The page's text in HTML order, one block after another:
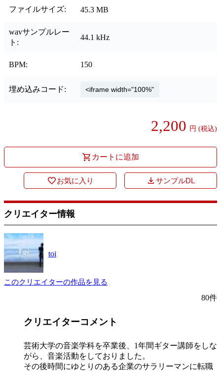
ファイルサイズ: 45.3 MB
wavサンプルレー
ト:
44.1 kHz
BPM: 150
埋め込みコード:
2,200 円 (税込)
カートに追加
お気に入り サンプルDL
クリエイター情報
toi
このクリエイターの作品を見る
80件
クリエイターコメント
芸術大学の音楽学科を卒業後、1年間ギター講師をしな
がら、音楽活動をしておりました。
その後時間にゆとりのある企業のサラリーマンに転職